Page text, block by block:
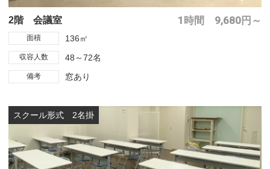
2階 会議室 1時間 9,680円～
面積 136㎡
収容人数 48～72名
備考 窓あり
スクール形式 2名掛